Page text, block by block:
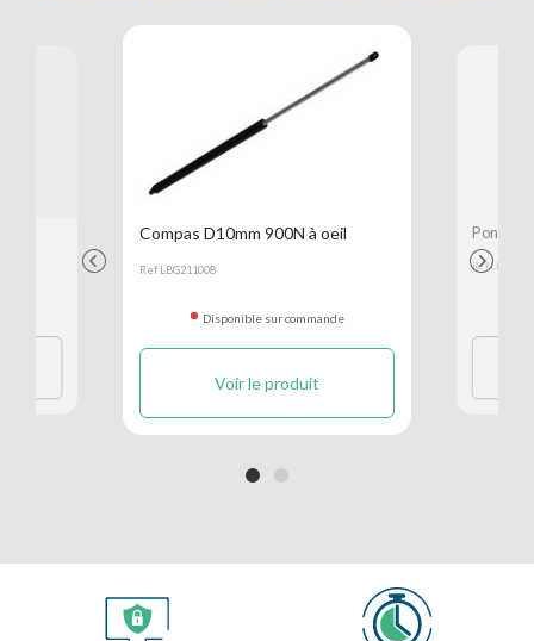
Previous
Compas D10mm 900N à oeil
Ref LBG211008
Disponible sur commande
Voir le produit
Pontet
Ref
Next